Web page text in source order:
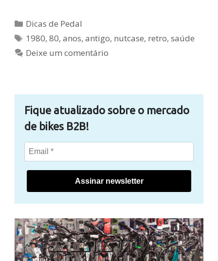
Categorias
Dicas de Pedal
Tags
1980,80,anos,antigo, nutcase, retro,saúde
Deixe um comentário
Fique atualizado sobre o mercado
de bikes B2B!
Assinar newsletter